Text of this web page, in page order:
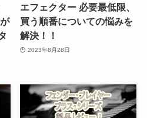
エフェクター 必要最低限、
買う順番についての悩みを
解決！！
2023年8月28日